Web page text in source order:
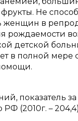
Не
женщин в
рождаемости
детской
в полной
показатель за
(2010г. –